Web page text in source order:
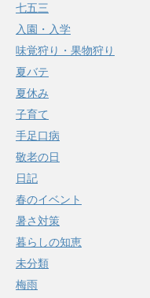
七五三
入園・入学
味覚狩り・果物狩り
夏バテ
夏休み
子育て
手足口病
敬老の日
日記
春のイベント
暑さ対策
暮らしの知恵
未分類
梅雨